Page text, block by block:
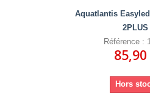
Aquatlantis
2PLUS
Référence :
85,90
Hors